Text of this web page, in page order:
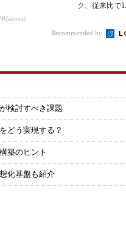
ク、従来比で
Recommended by
検討すべき課題
どう実現する？
築のヒント
化基盤も紹介